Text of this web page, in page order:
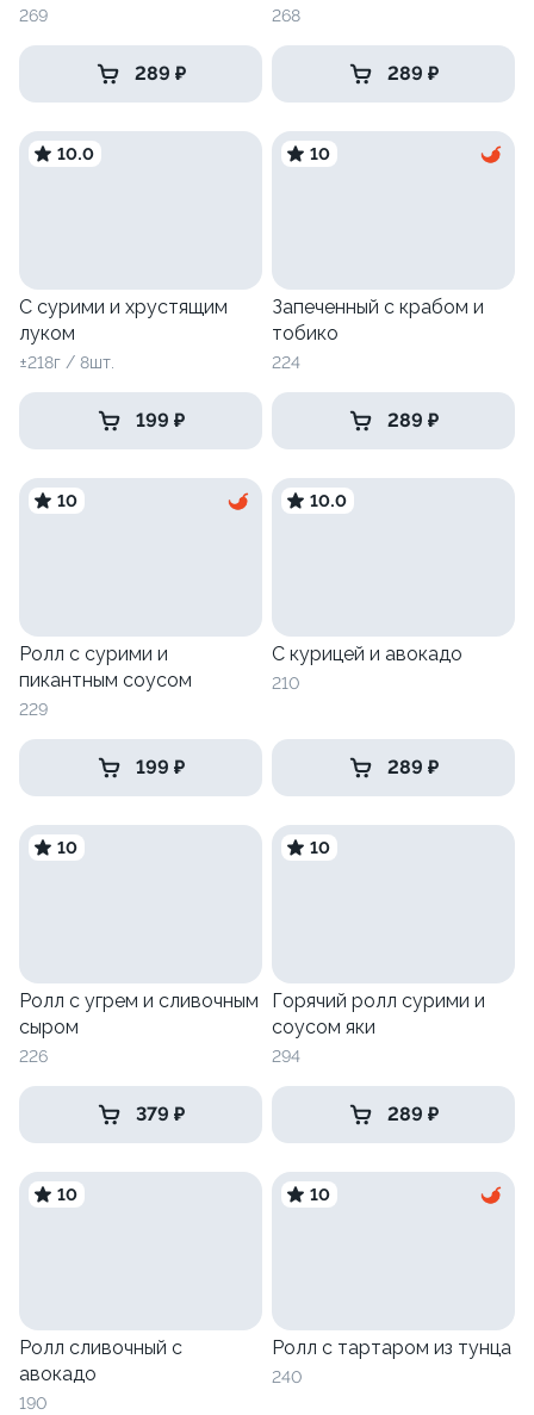
269
289 ₽
268
289 ₽
10.0
С сурими и хрустящим
луком
±218г / 8шт.
199 ₽
10
Запеченный с крабом и
тобико
224
289 ₽
10
Ролл с сурими и
пикантным соусом
229
199 ₽
10.0
С курицей и авокадо
210
289 ₽
10
Ролл с угрем и сливочным
сыром
226
379 ₽
10
Горячий ролл сурими и
соусом яки
294
289 ₽
10
Ролл сливочный с
авокадо
190
10
Ролл с тартаром из тунца
240